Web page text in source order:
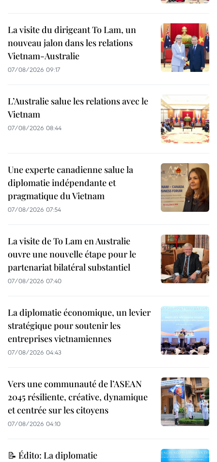
La visite du dirigeant To Lam, un
nouveau jalon dans les relations
Vietnam-Australie
07/08/2026 09:17
L’Australie salue les relations avec le
Vietnam
07/08/2026 08:44
Une experte canadienne salue la
diplomatie indépendante et
pragmatique du Vietnam
07/08/2026 07:54
La visite de To Lam en Australie
ouvre une nouvelle étape pour le
partenariat bilatéral substantiel
07/08/2026 07:40
La diplomatie économique, un levier
stratégique pour soutenir les
entreprises vietnamiennes
07/08/2026 04:43
Vers une communauté de l’ASEAN
2045 résiliente, créative, dynamique
et centrée sur les citoyens
07/08/2026 04:10
📝 Édito: La diplomatie